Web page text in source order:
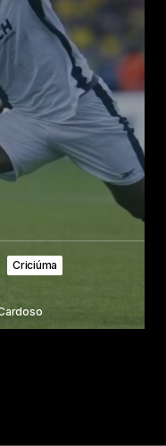
Criciúma